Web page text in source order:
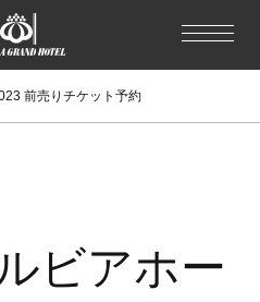
前売りチケット予約
ビアホー